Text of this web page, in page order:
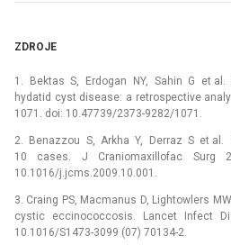
ZDROJE
1. Bektas S, Erdogan NY, Sahin G et
hydatid cyst disease: a retrospective
1071. doi: 10.47739/2373-9282/1071.
2. Benazzou S, Arkha Y, Derraz S et
10 cases. J Craniomaxillofac Surg
10.1016/j.jcms.2009.10.001.
3. Craing PS, Macmanus D, Lightowlers
cystic eccinococcosis. Lancet Infect
10.1016/S1473-3099 (07) 70134-2.